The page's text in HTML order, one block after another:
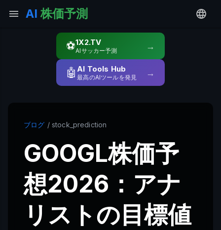
AI 株価予測
⚽1X2.TV
AIサッカー予測 →
🤖AI Tools Hub
最高のAIツールを発見 →
ブログ / stock_prediction
GOOGL株価予
想2026：アナ
リストの目標値